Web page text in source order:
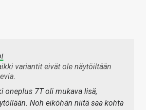
variantit eivät ole näytöiltään
oneplus 7T oli mukava lisä,
Noh eiköhän niitä saa kohta